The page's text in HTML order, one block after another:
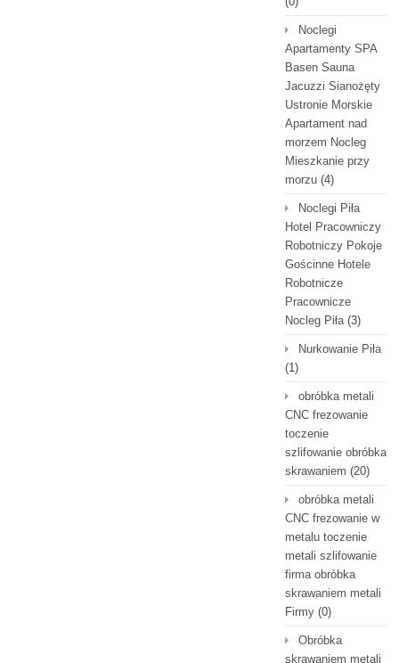
Noclegi
Apartamenty SPA
Basen Sauna
Jacuzzi Sianożęty
Ustronie Morskie
Apartament nad
morzem Nocleg
Mieszkanie przy
morzu (4)
Noclegi Piła
Hotel Pracowniczy
Robotniczy Pokoje
Gościnne Hotele
Robotnicze
Pracownicze
Nocleg Piła(3)
Nurkowanie Piła
(1)
obróbka metali
CNC frezowanie
toczenie
szlifowanie obróbka
skrawaniem (20)
obróbka metali
CNC frezowanie w
metalu toczenie
metali szlifowanie
firma obróbka
skrawaniem metali
Firmy (0)
Obróbka
skrawaniem metali